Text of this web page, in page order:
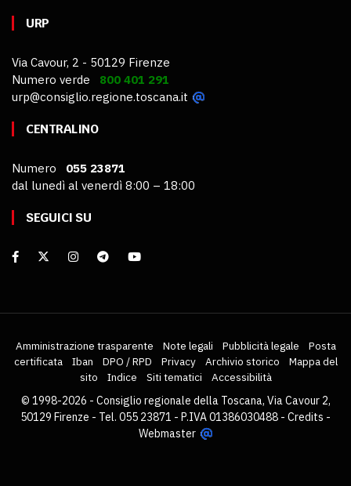
URP
Via Cavour, 2 - 50129 Firenze
Numero verde 800 401 291
urp@consiglio.regione.toscana.it
CENTRALINO
Numero 055 23871
dal lunedì al venerdì 8:00 – 18:00
SEGUICI SU
Amministrazione trasparente Note legali Pubblicità legale
Posta
certificata
Iban DPO / RPD Privacy Archivio storico
Mappa del
sito
Indice Siti tematici
Accessibilità
© 1998-2026 - Consiglio regionale della Toscana, Via Cavour 2,
50129 Firenze - Tel. 055 23871 - P.IVA 01386030488 - Credits -
Webmaster